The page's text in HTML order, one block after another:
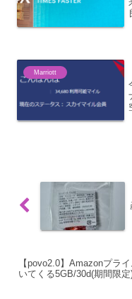
Marriott
【povo2.0】Amazonプラ
いてくる5GB/30d(期間限定